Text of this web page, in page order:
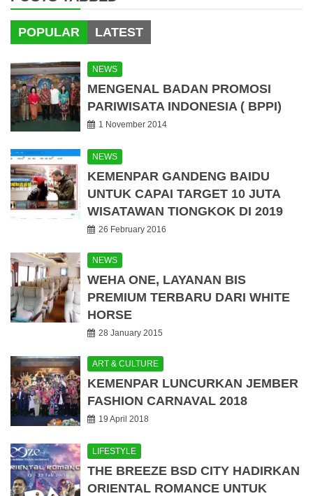
POPULAR LATEST
NEWS
MENGENAL BADAN PROMOSI
PARIWISATA INDONESIA ( BPPI)
1 November 2014
NEWS
KEMENPAR GANDENG BAIDU
UNTUK CAPAI TARGET 10 JUTA
WISATAWAN TIONGKOK DI 2019
26 February 2016
NEWS
WEHA ONE, LAYANAN BIS
PREMIUM TERBARU DARI WHITE
HORSE
28 January 2015
ART & CULTURE
KEMENPAR LUNCURKAN JEMBER
FASHION CARNAVAL 2018
19 April 2018
LIFESTYLE
THE BREEZE BSD CITY HADIRKAN
ORIENTAL ROMANCE UNTUK